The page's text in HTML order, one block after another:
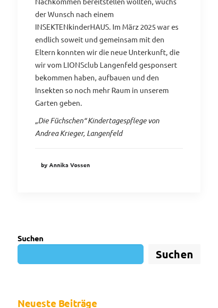
der Wunsch nach einem
INSEKTENkinderHAUS. Im März 2025 war es
endlich soweit und gemeinsam mit den
Eltern konnten wir die neue Unterkunft, die
wir vom LIONSclub Langenfeld gesponsert
bekommen haben, aufbauen und den
Insekten so noch mehr Raum in unserem
Garten geben.
„Die Füchschen“ Kindertagespflege von
Andrea Krieger, Langenfeld
by Annika Vossen
Suchen
Suchen
Neueste Beiträge